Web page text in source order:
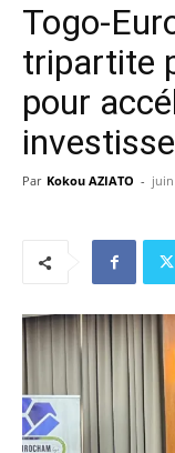
Togo-
tripartite
pour
Par Kokou AZIATO - juin